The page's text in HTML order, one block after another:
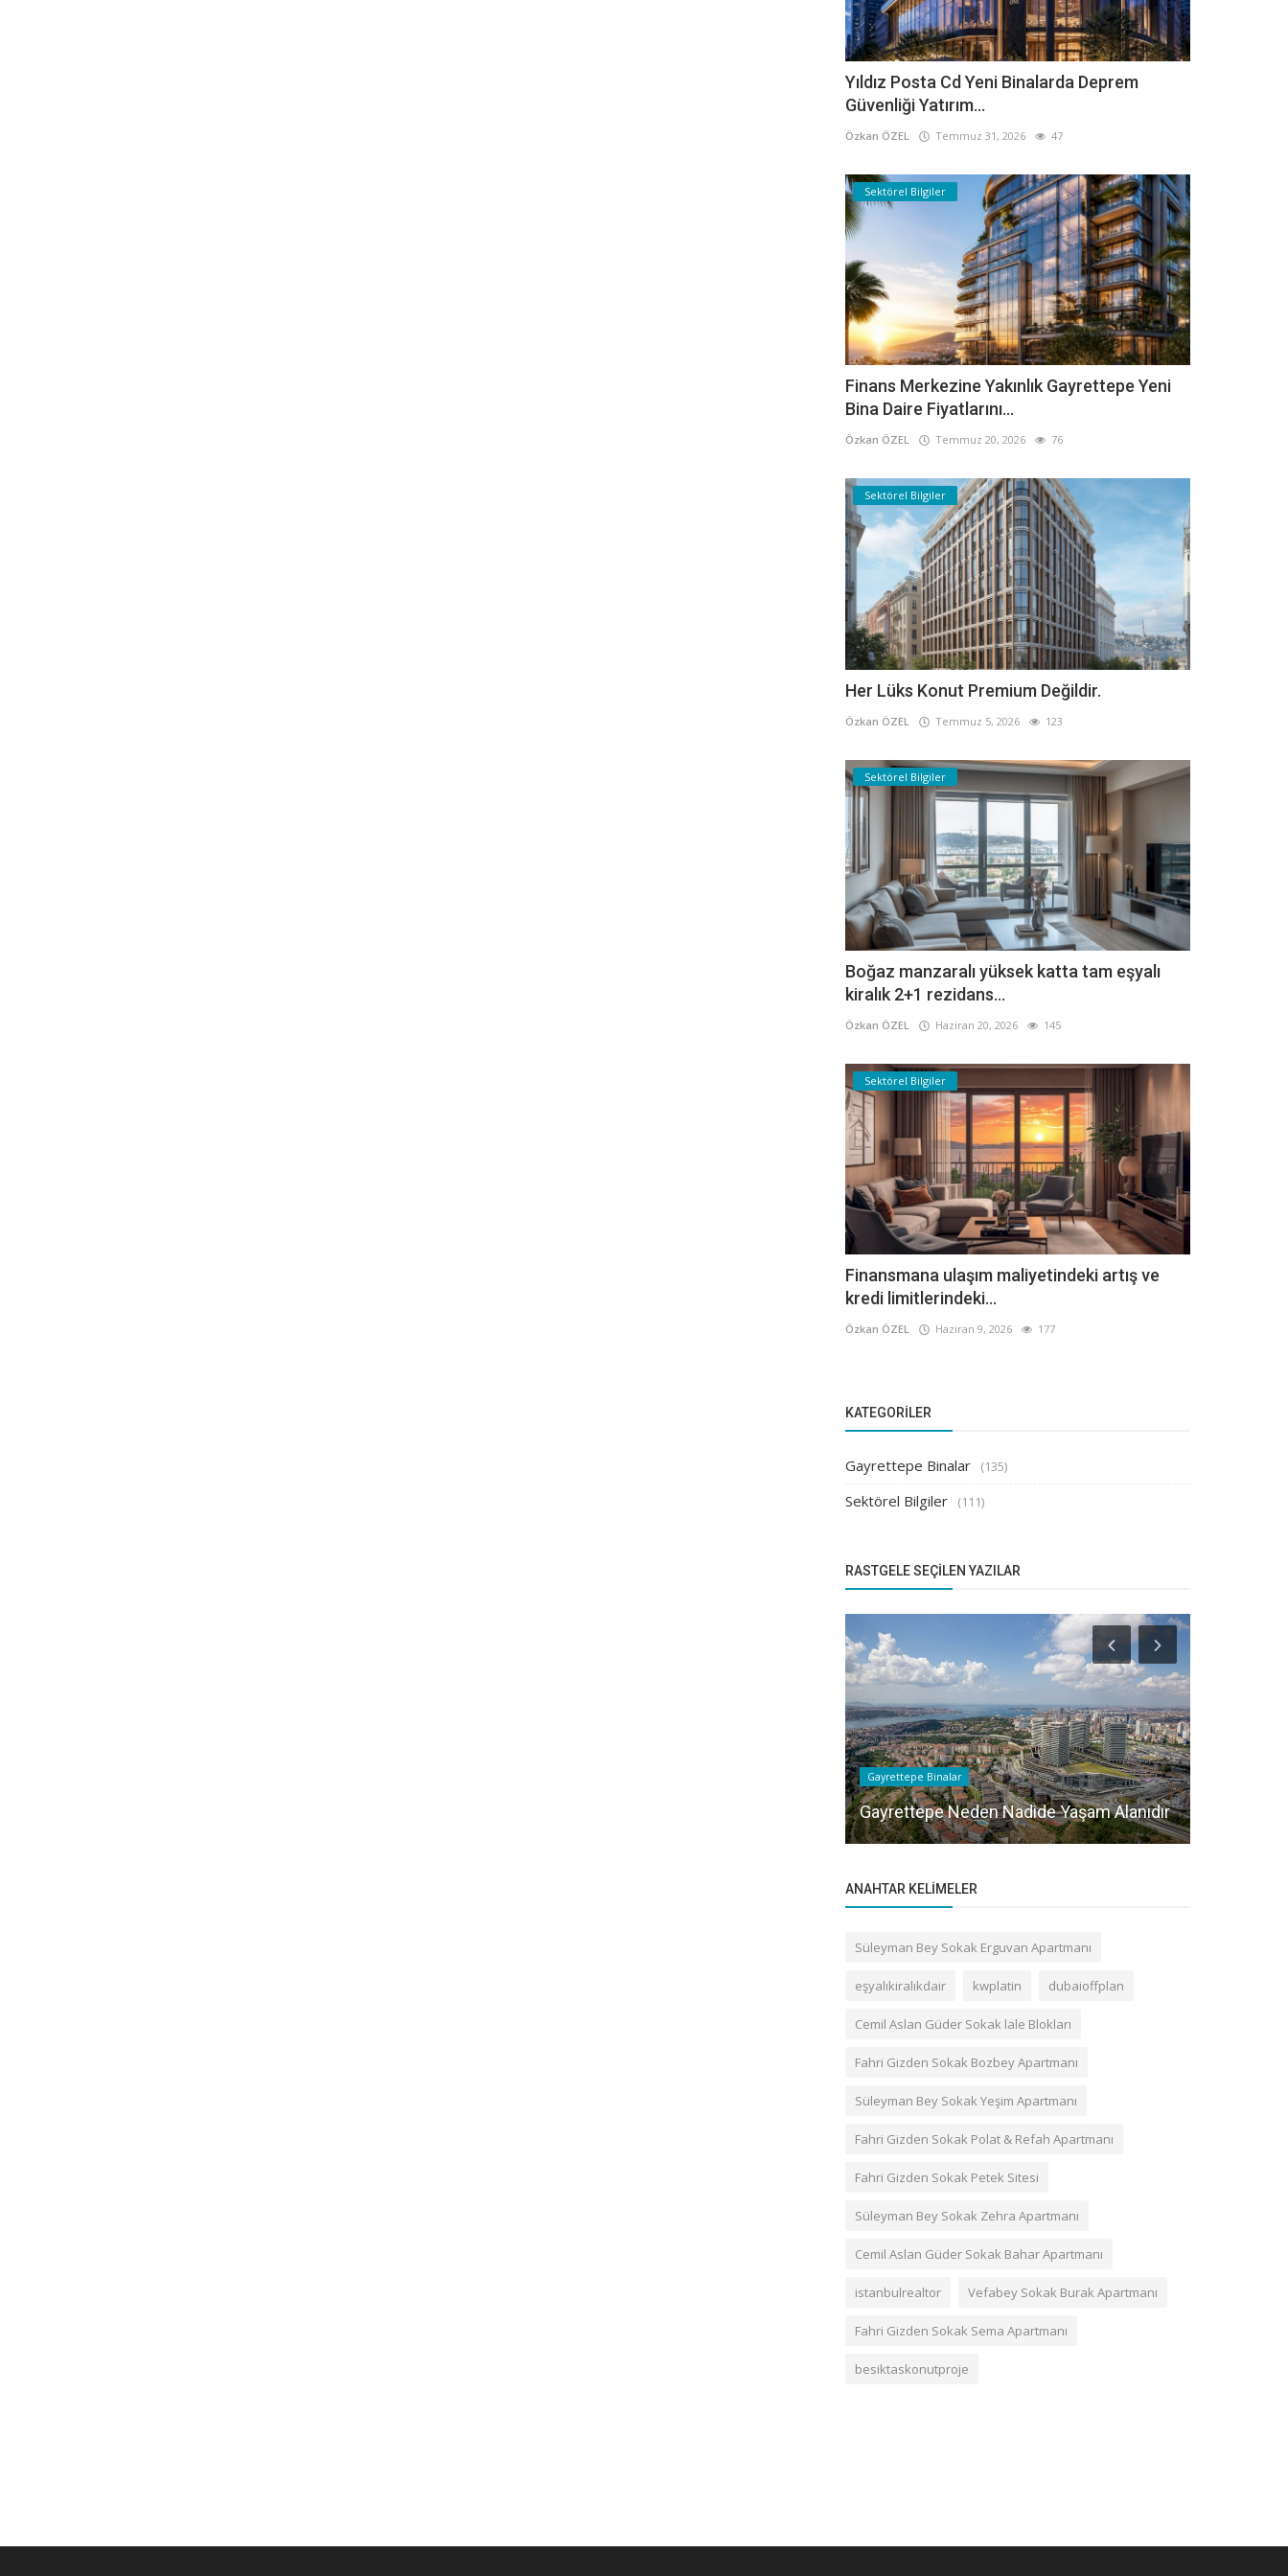
Yıldız Posta Cd Yeni Binalarda Deprem
Güvenliği Yatırım...
Özkan ÖZEL Temmuz 31, 2026 47
Sektörel Bilgiler
Finans Merkezine Yakınlık Gayrettepe Yeni
Bina Daire Fiyatlarını...
Özkan ÖZEL Temmuz 20, 2026 76
Sektörel Bilgiler
Her Lüks Konut Premium Değildir.
Özkan ÖZEL Temmuz 5, 2026 123
Sektörel Bilgiler
Boğaz manzaralı yüksek katta tam eşyalı
kiralık 2+1 rezidans...
Özkan ÖZEL Haziran 20, 2026 145
Sektörel Bilgiler
Finansmana ulaşım maliyetindeki artış ve
kredi limitlerindeki...
Özkan ÖZEL Haziran 9, 2026 177
KATEGORILER
Gayrettepe Binalar (135)
Sektörel Bilgiler (111)
RASTGELE SEÇILEN YAZILAR
Gayrettepe Binalar
Gayrettepe Neden Nadide Yaşam Alanıdır
ANAHTAR KELIMELER
Süleyman Bey Sokak Erguvan Apartmanı
eşyalıkiralıkdair kwplatin dubaioffplan
Cemil Aslan Güder Sokak lale Blokları
Fahri Gizden Sokak Bozbey Apartmanı
Süleyman Bey Sokak Yeşim Apartmanı
Fahri Gizden Sokak Polat & Refah Apartmanı
Fahri Gizden Sokak Petek Sitesi
Süleyman Bey Sokak Zehra Apartmanı
Cemil Aslan Güder Sokak Bahar Apartmanı
istanbulrealtor Vefabey Sokak Burak Apartmanı
Fahri Gizden Sokak Sema Apartmanı
besiktaskonutproje